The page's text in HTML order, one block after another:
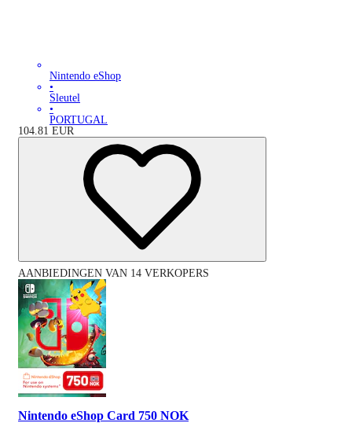
Nintendo eShop
•
Sleutel
•
PORTUGAL
104.81 EUR
AANBIEDINGEN VAN 14 VERKOPERS
Nintendo eShop Card 750 NOK